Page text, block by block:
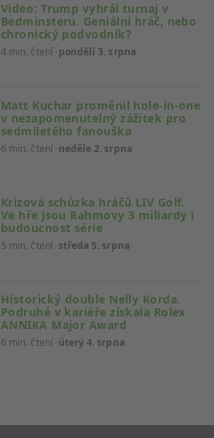
Video: Trump vyhrál turnaj v
Bedminsteru. Geniální hráč, nebo
chronický podvodník?
4 min. čtení pondělí 3. srpna
Matt Kuchar proměnil hole-in-one
v nezapomenutelný zážitek pro
sedmiletého fanouška
6 min. čtení neděle 2. srpna
Krizová schůzka hráčů LIV Golf.
Ve hře jsou Rahmovy 3 miliardy i
budoucnost série
5 min. čtení středa 5. srpna
Historický double Nelly Korda.
Podruhé v kariéře získala Rolex
ANNIKA Major Award
6 min. čtení úterý 4. srpna